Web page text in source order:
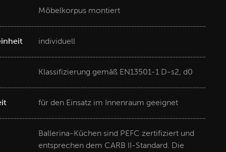
Möbelkorpus montiert
individuell
Klassifizierung gemäß EN13501-1 D-s2, d0
für den Einsatz im Innenraum geeignet
Ballerina-Küchen sind PEFC zertifiziert und
entsprechen dem CARB II-Standard. Die